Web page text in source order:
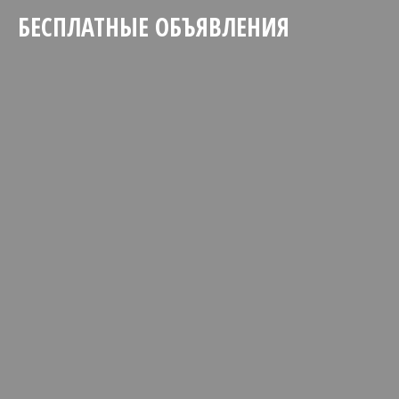
БЕСПЛАТНЫЕ ОБЪЯВЛЕНИЯ